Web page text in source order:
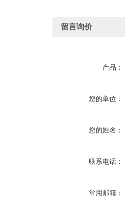
留言询价
产品：
您的单位：
您的姓名：
联系电话：
常用邮箱：